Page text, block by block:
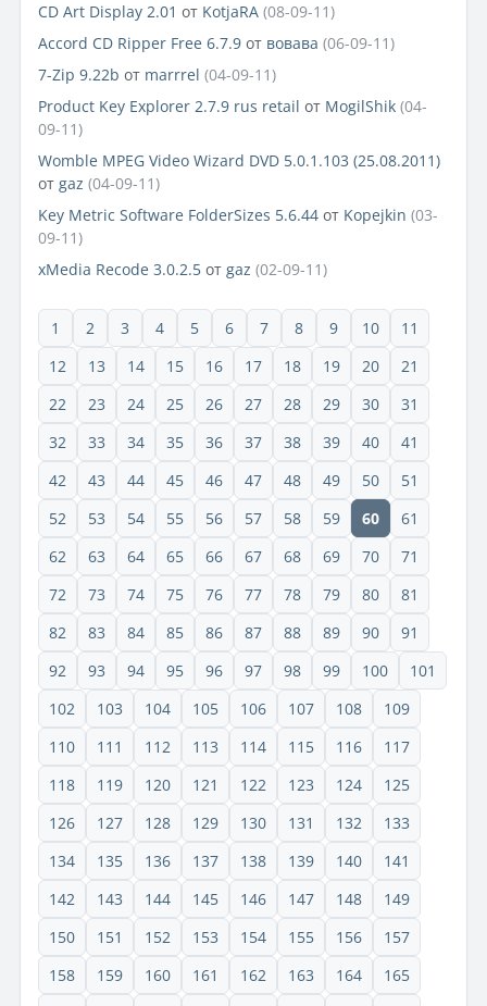
CD Art Display 2.01 от KotjaRA (08-09-11)
Accord CD Ripper Free 6.7.9 от вовава (06-09-11)
7-Zip 9.22b от marrrel (04-09-11)
Product Key Explorer 2.7.9 rus retail от MogilShik (04-
09-11)
Womble MPEG Video Wizard DVD 5.0.1.103 (25.08.2011)
от gaz (04-09-11)
Key Metric Software FolderSizes 5.6.44 от Kopejkin (03-
09-11)
xMedia Recode 3.0.2.5 от gaz (02-09-11)
1 2 3 4 5 6 7 8 9 10
11
12
13 14 15 16 17 18 19 20
21
22
23 24 25 26 27 28 29 30
31
32
33 34 35 36 37 38 39 40
41
42
43 44 45 46 47 48 49 50
51
52
53 54 55 56 57 58 59 60
61
62
63 64 65 66 67 68 69 70
71
72
73 74 75 76 77 78 79 80
81
82
83 84 85 86 87 88 89 90
91
92
93 94 95 96 97 98 99 100
101
102
103 104 105 106 107 108
109
110
111 112 113 114 115 116
117
118
119 120 121 122 123 124
125
126
127 128 129 130 131 132
133
134
135 136 137 138 139 140
141
142
143 144 145 146 147 148
149
150
151 152 153 154 155 156
157
158
159 160 161 162 163 164
165